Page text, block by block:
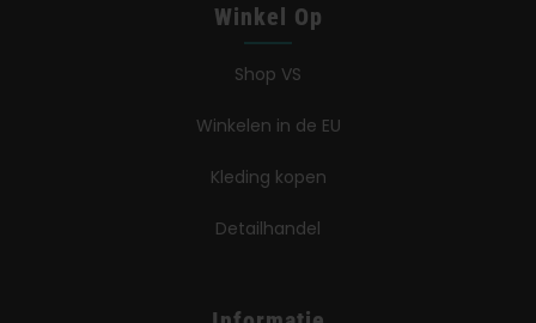
Winkel Op
Shop VS
Winkelen in de EU
Kleding kopen
Detailhandel